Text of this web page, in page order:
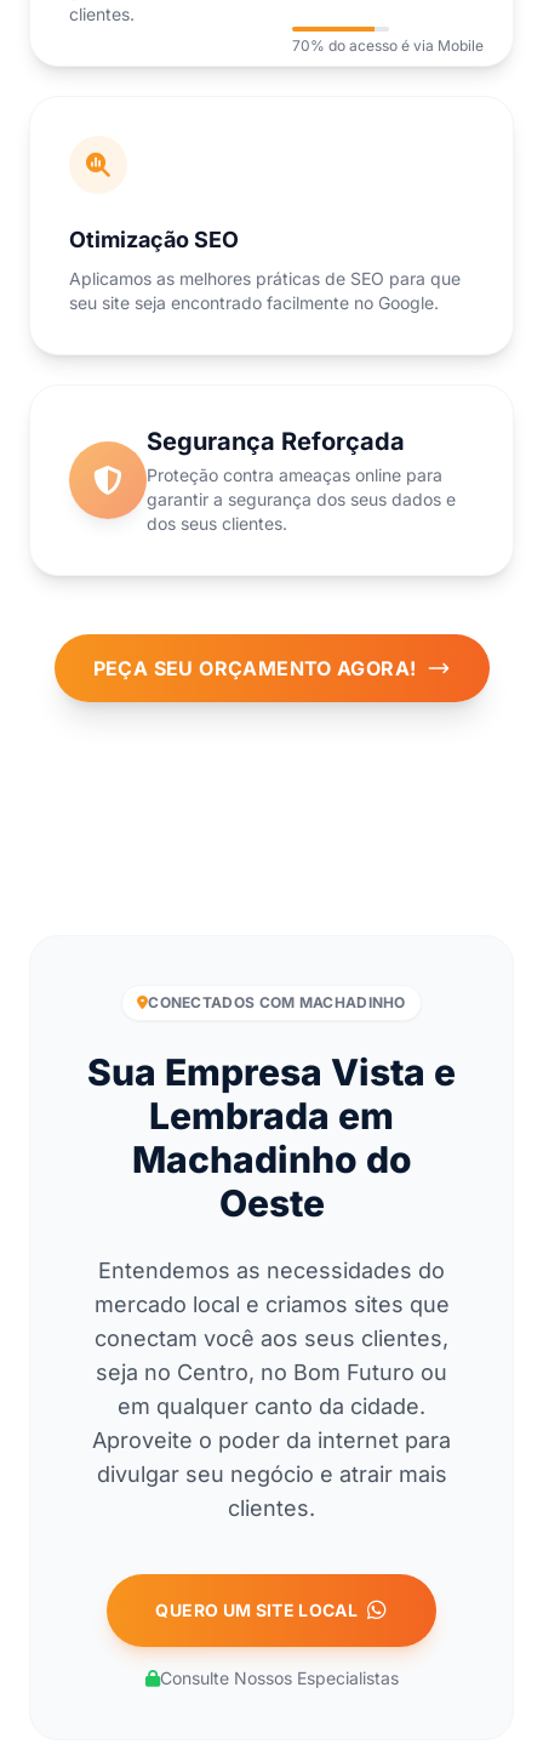
clientes.
70% do acesso é via Mobile
Otimização SEO
Aplicamos as melhores práticas de SEO para que
seu site seja encontrado facilmente no Google.
Segurança Reforçada
Proteção contra ameaças online para
garantir a segurança dos seus dados e
dos seus clientes.
PEÇA SEU ORÇAMENTO AGORA!
CONECTADOS COM MACHADINHO
Sua Empresa Vista e
Lembrada em
Machadinho do
Oeste
Entendemos as necessidades do
mercado local e criamos sites que
conectam você aos seus clientes,
seja no Centro, no Bom Futuro ou
em qualquer canto da cidade.
Aproveite o poder da internet para
divulgar seu negócio e atrair mais
clientes.
QUERO UM SITE LOCAL
Consulte Nossos Especialistas